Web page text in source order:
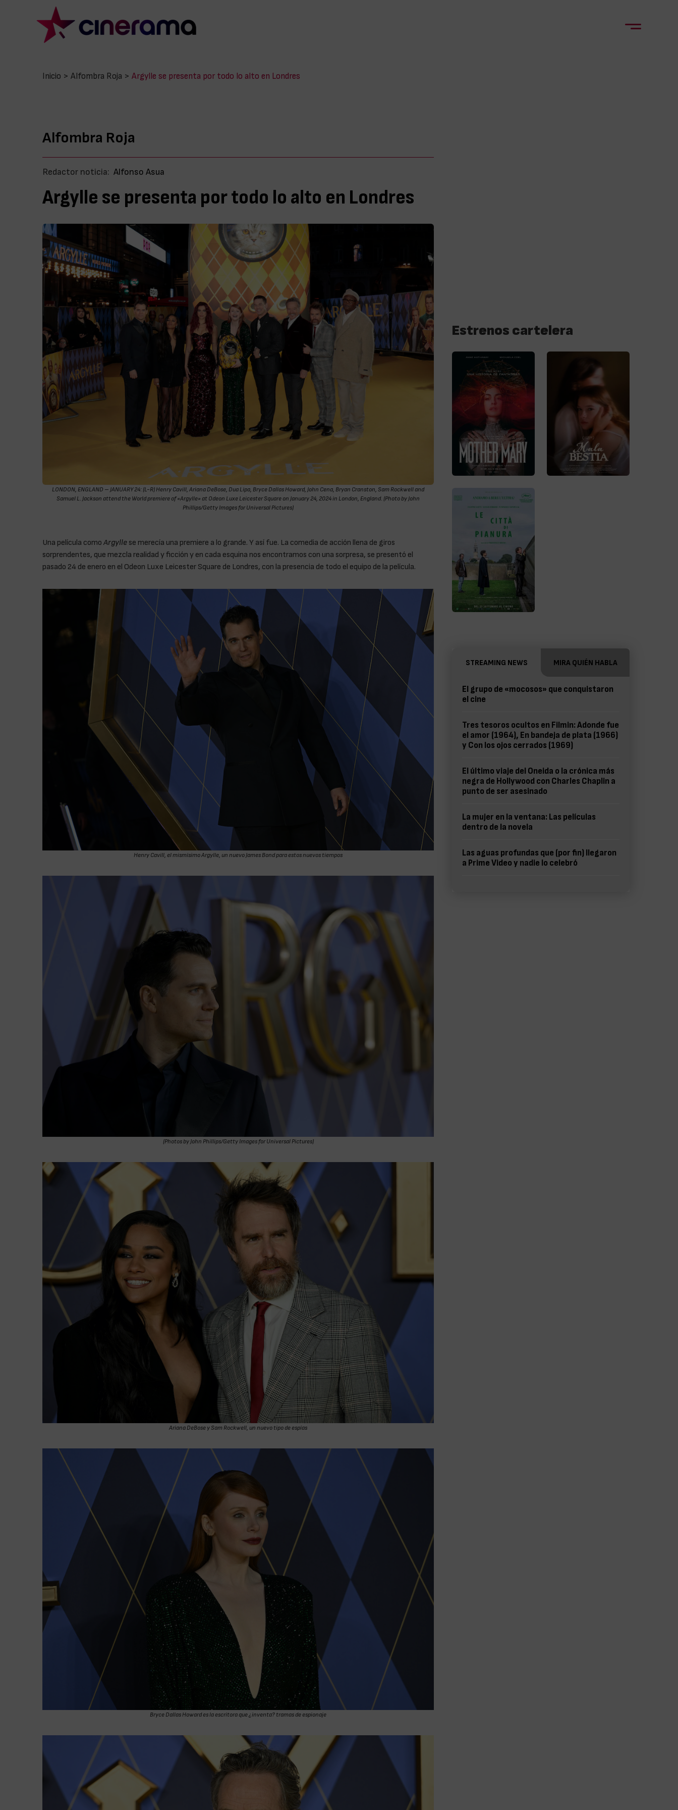
Inicio > Alfombra Roja > Argylle se presenta por todo lo alto en Londres
Alfombra Roja
Redactor noticia: Alfonso Asua
Argylle se presenta por todo lo alto en Londres
LONDON, ENGLAND – JANUARY 24: (L-R) Henry Cavill, Ariana DeBose, Dua Lipa, Bryce Dallas Howard, John Cena, Bryan Cranston, Sam Rockwell and
Samuel L. Jackson attend the World premiere of «Argylle» at Odeon Luxe Leicester Square on January 24, 2024 in London, England. (Photo by John
Phillips/Getty Images for Universal Pictures)
Una película como Argylle se merecía una premiere a lo grande. Y así fue. La comedia de acción llena de giros
sorprendentes, que mezcla realidad y ficción y en cada esquina nos encontramos con una sorpresa, se presentó el
pasado 24 de enero en el Odeon Luxe Leicester Square de Londres, con la presencia de todo el equipo de la película.
Henry Cavill, el mismísimo Argylle, un nuevo James Bond para estos nuevos tiempos
(Photos by John Phillips/Getty Images for Universal Pictures)
Ariana DeBose y Sam Rockwell, un nuevo tipo de espías
Bryce Dallas Howard es la escritora que ¿inventa? tramas de espionaje
Estrenos cartelera
STREAMING NEWS MIRA QUIÉN HABLA
El grupo de «mocosos» que conquistaron
el cine
Tres tesoros ocultos en Filmin: Adonde fue
el amor (1964), En bandeja de plata (1966)
y Con los ojos cerrados (1969)
El último viaje del Oneida o la crónica más
negra de Hollywood con Charles Chaplin a
punto de ser asesinado
La mujer en la ventana: Las películas
dentro de la novela
Las aguas profundas que (por fin) llegaron
a Prime Video y nadie lo celebró